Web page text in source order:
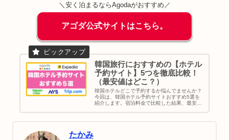
＼安く泊まるならAgodaがおすすめ／
アゴダ公式サイトはこちら。
韓国旅行におすすめの【ホテル
予約サイト】5つを徹底比較！
（最安値はどこ？）
韓国ホテルどこで予約するか悩んでませんか？
今回は、韓国ホテル予約サイトおすすめ5選を
紹介します。宿泊料金で比較した結果、最安値
たかみ